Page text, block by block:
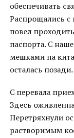
обеспечивать
Распрощались
повел
паспорта. С
мешками на
осталась позади.
С перевала
Здесь
Перетряхнули
растворимым